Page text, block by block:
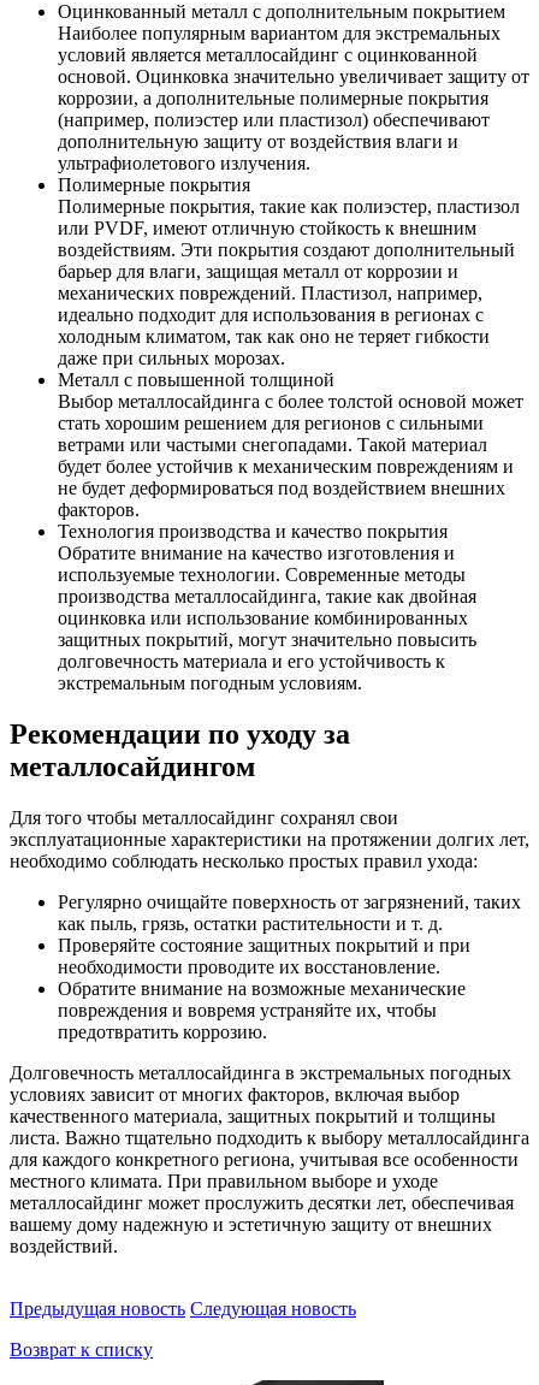
Оцинкованный металл с дополнительным покрытием
Наиболее популярным вариантом для экстремальных
условий является металлосайдинг с оцинкованной
основой. Оцинковка значительно увеличивает защиту от
коррозии, а дополнительные полимерные покрытия
(например, полиэстер или пластизол) обеспечивают
дополнительную защиту от воздействия влаги и
ультрафиолетового излучения.
Полимерные покрытия
Полимерные покрытия, такие как полиэстер, пластизол
или PVDF, имеют отличную стойкость к внешним
воздействиям. Эти покрытия создают дополнительный
барьер для влаги, защищая металл от коррозии и
механических повреждений. Пластизол, например,
идеально подходит для использования в регионах с
холодным климатом, так как оно не теряет гибкости
даже при сильных морозах.
Металл с повышенной толщиной
Выбор металлосайдинга с более толстой основой может
стать хорошим решением для регионов с сильными
ветрами или частыми снегопадами. Такой материал
будет более устойчив к механическим повреждениям и
не будет деформироваться под воздействием внешних
факторов.
Технология производства и качество покрытия
Обратите внимание на качество изготовления и
используемые технологии. Современные методы
производства металлосайдинга, такие как двойная
оцинковка или использование комбинированных
защитных покрытий, могут значительно повысить
долговечность материала и его устойчивость к
экстремальным погодным условиям.
Рекомендации по уходу за
металлосайдингом
Для того чтобы металлосайдинг сохранял свои
эксплуатационные характеристики на протяжении долгих лет,
необходимо соблюдать несколько простых правил ухода:
Регулярно очищайте поверхность от загрязнений, таких
как пыль, грязь, остатки растительности и т. д.
Проверяйте состояние защитных покрытий и при
необходимости проводите их восстановление.
Обратите внимание на возможные механические
повреждения и вовремя устраняйте их, чтобы
предотвратить коррозию.
Долговечность металлосайдинга в экстремальных погодных
условиях зависит от многих факторов, включая выбор
качественного материала, защитных покрытий и толщины
листа. Важно тщательно подходить к выбору металлосайдинга
для каждого конкретного региона, учитывая все особенности
местного климата. При правильном выборе и уходе
металлосайдинг может прослужить десятки лет, обеспечивая
вашему дому надежную и эстетичную защиту от внешних
воздействий.
Предыдущая новость Следующая новость
Возврат к списку